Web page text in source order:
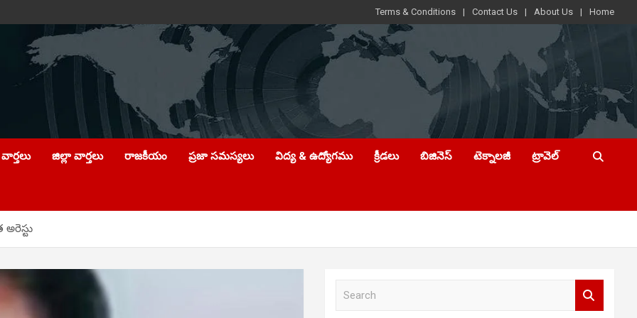
Terms & Conditions Contact Us About Us Home
జిల్లా వార్తలు రాజకీయం ప్రజా సమస్యలు విద్య & ఉద్యోగము క్రీడలు బిజినెస్ టెక్నాలజీ ట్రావెల్